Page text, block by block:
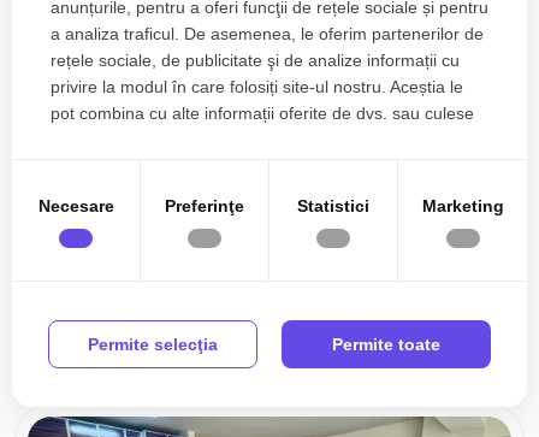
42.000€
44.900€
1 camera 1 baie
anunțurile, pentru a oferi funcţii de rețele sociale și pentru
a analiza traficul. De asemenea, le oferim partenerilor de
rețele sociale, de publicitate şi de analize informații cu
privire la modul în care folosiți site-ul nostru. Aceștia le
pot combina cu alte informații oferite de dvs. sau culese
Necesare Preferinţe Statistici Marketing
Permite selecţia Permite toate